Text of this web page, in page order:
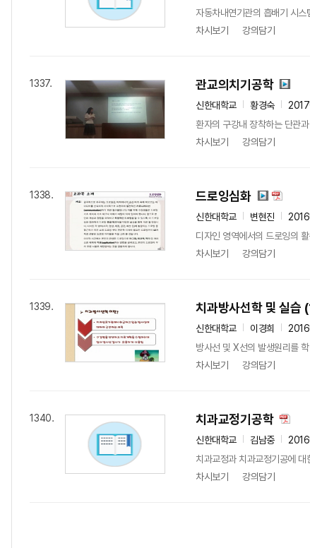
자동차내연기관의 흡배기 시
차시보기
강의담기
1337. 관교의치기공학
신한대학교 황경숙
2017
환자의 구강내 장착하는 단관
차시보기
강의담기
1338. 드로잉심화
신한대학교 변현진
2016
디자인 영역에서의 드로잉의
차시보기
강의담기
1339. 치과방사선학 및 실습
신한대학교 이경희
2016
방사선 및 X선의 발생원리를
차시보기
강의담기
1340. 치과교정기공학
신한대학교 김남중
2016
치과교정과 치과교정기공에
차시보기
강의담기